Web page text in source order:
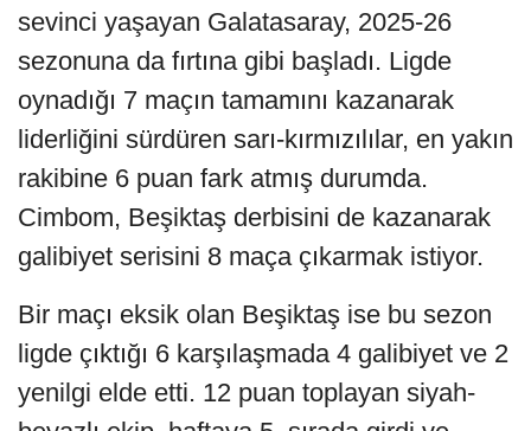
sevinci yaşayan Galatasaray, 2025-26
sezonuna da fırtına gibi başladı. Ligde
oynadığı 7 maçın tamamını kazanarak
liderliğini sürdüren sarı-kırmızılılar, en yakın
rakibine 6 puan fark atmış durumda.
Cimbom, Beşiktaş derbisini de kazanarak
galibiyet serisini 8 maça çıkarmak istiyor.
Bir maçı eksik olan Beşiktaş ise bu sezon
ligde çıktığı 6 karşılaşmada 4 galibiyet ve 2
yenilgi elde etti. 12 puan toplayan siyah-